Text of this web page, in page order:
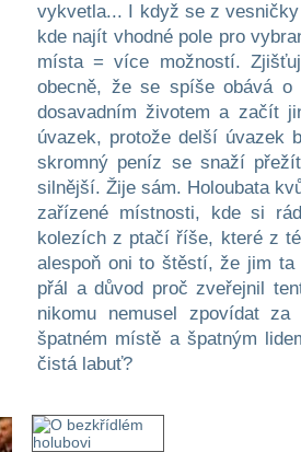
vykvetla... I když se z
kde najít vhodné pole pro
místa = více možností.
obecně, že se spíše obává
dosavadním životem a začít
úvazek, protože delší úvazek
skromný peníz se snaží
silnější. Žije sám. Holoubata
zařízené místnosti, kde si
kolezích z ptačí říše, které z
alespoň oni to štěstí, že jim
přál a důvod proč zveřejnil
nikomu nemusel zpovídat
špatném místě a špatným
čistá labuť?